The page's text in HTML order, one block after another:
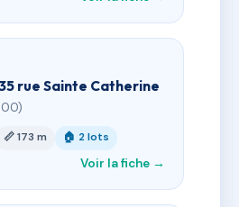
rue Sainte Catherine
📏 173 m 🏠 2 lots
Voir la fiche →